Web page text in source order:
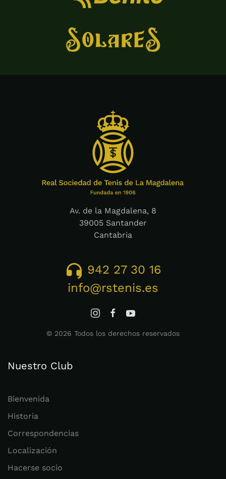
Av. de la Magdalena, 8
39005 Santander
Cantabria
942 27 30 16
info@rstenis.es
© 2026 Todos los derechos reservados
Nuestro Club
Bienvenida
Historia
Correspondencias
Localización
Hacerse socio